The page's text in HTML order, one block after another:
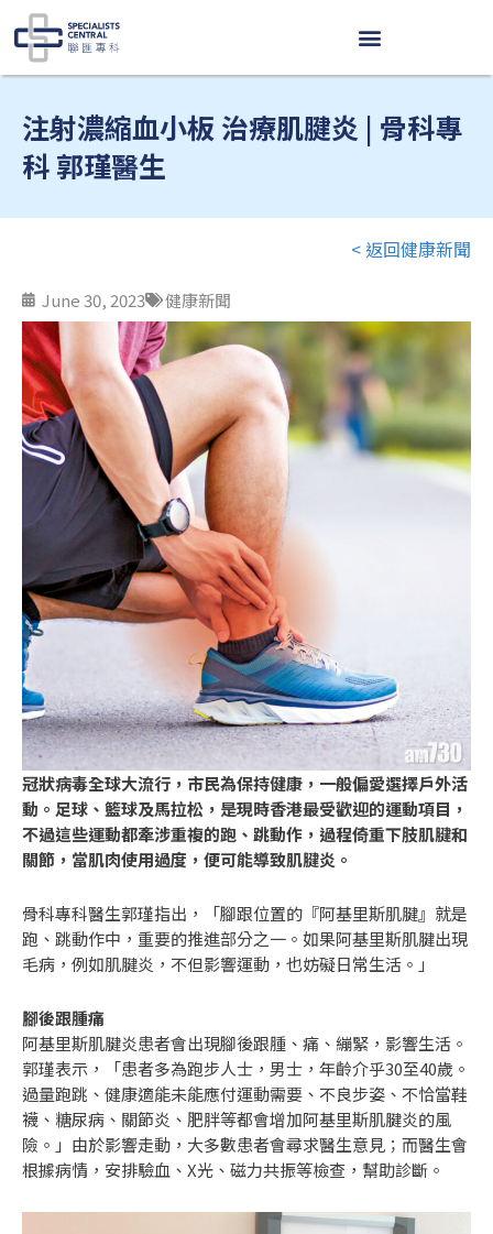
Skip
to
content
注射濃縮血小板 治療肌腱炎 | 骨科專
科 郭瑾醫生
June 30, 2023 健康新聞
< 返回健康新聞
冠狀病毒全球大流行，市民為保持健康，一般偏愛選擇戶外活
動。足球、籃球及馬拉松，是現時香港最受歡迎的運動項目，
不過這些運動都牽涉重複的跑、跳動作，過程倚重下肢肌腱和
關節，當肌肉使用過度，便可能導致肌腱炎。
骨科專科醫生郭瑾指出，「腳跟位置的『阿基里斯肌腱』就是
跑、跳動作中，重要的推進部分之一。如果阿基里斯肌腱出現
毛病，例如肌腱炎，不但影響運動，也妨礙日常生活。」
腳後跟腫痛
阿基里斯肌腱炎患者會出現腳後跟腫、痛、繃緊，影響生活。
郭瑾表示，「患者多為跑步人士，男士，年齡介乎30至40歲。
過量跑跳、健康適能未能應付運動需要、不良步姿、不恰當鞋
襪、糖尿病、關節炎、肥胖等都會增加阿基里斯肌腱炎的風
險。」由於影響走動，大多數患者會尋求醫生意見；而醫生會
根據病情，安排驗血、X光、磁力共振等檢查，幫助診斷。